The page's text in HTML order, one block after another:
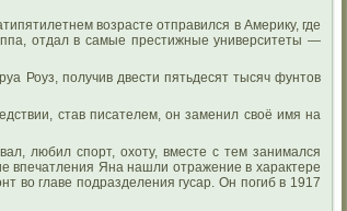
возрасте отправился в Америку, где
отдал в самые престижные университеты —
Роуз, получив двести пятьдесят тысяч фунтов
став писателем, он заменил своё имя на
любил спорт, охоту, вместе с тем занимался
впечатления Яна нашли отражение в характере
во главе подразделения гусар. Он погиб в 1917